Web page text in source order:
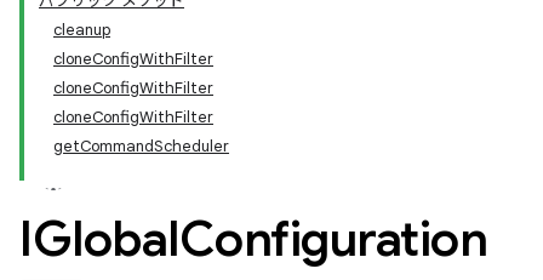
cleanup
cloneConfigWithFilter
cloneConfigWithFilter
cloneConfigWithFilter
getCommandScheduler
IGlobalConfiguration